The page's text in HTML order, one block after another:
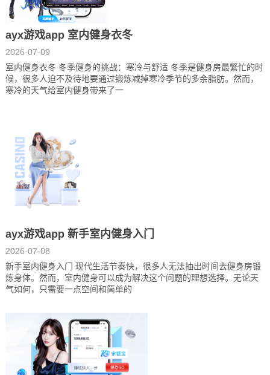
ayx游戏app 室内健身衣冬
2026-07-09
室内健身衣冬 冬季健身的挑战：寒冷与舒适 冬季是健身房最繁忙的时
候，很多人迫不及待地要通过锻炼减掉寒冷季节的多余脂肪。然而，
寒冷的天气给室内健身带来了一
ayx游戏app 新手室内健身入门
2026-07-08
新手室内健身入门 现代生活节奏快，很多人无法抽出时间去健身房锻
炼身体。然而，室内健身可以成为解决这个问题的理想选择。无论天
气如何，只需要一点空间和简单的